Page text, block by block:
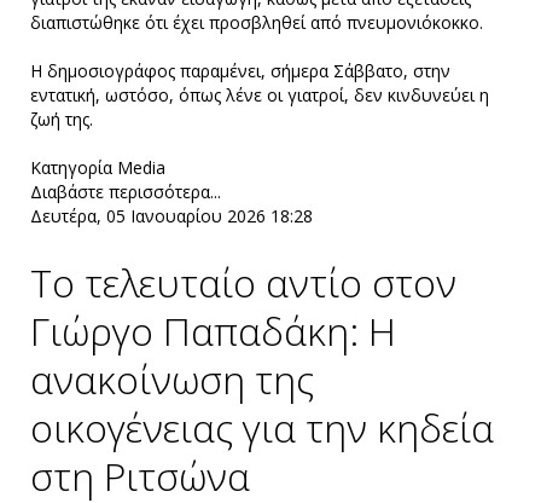
διαπιστώθηκε ότι έχει προσβληθεί από πνευμονιόκοκκο.
Η δημοσιογράφος παραμένει, σήμερα Σάββατο, στην
εντατική, ωστόσο, όπως λένε οι γιατροί, δεν κινδυνεύει η
ζωή της.
Κατηγορία Media
Διαβάστε περισσότερα...
Δευτέρα, 05 Ιανουαρίου 2026 18:28
Το τελευταίο αντίο στον
Γιώργο Παπαδάκη: Η
ανακοίνωση της
οικογένειας για την κηδεία
στη Ριτσώνα